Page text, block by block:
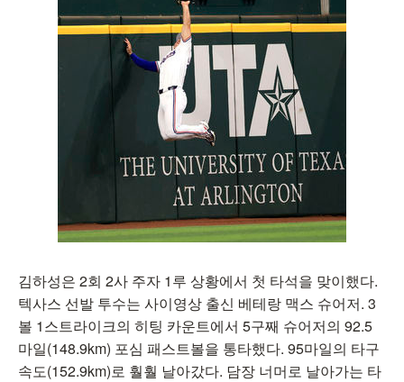
김하성은 2회 2사 주자 1루 상황에서 첫 타석을 맞이했다.
텍사스 선발 투수는 사이영상 출신 베테랑 맥스 슈어저. 3
볼 1스트라이크의 히팅 카운트에서 5구째 슈어저의 92.5
마일(148.9km) 포심 패스트볼을 통타했다. 95마일의 타구
속도(152.9km)로 훨훨 날아갔다. 담장 너머로 날아가는 타